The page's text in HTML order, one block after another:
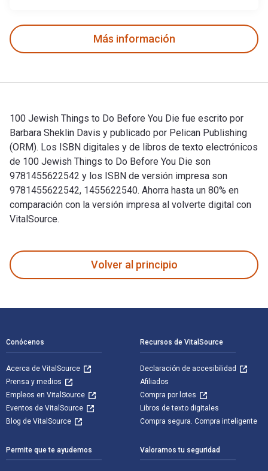
Más información
100 Jewish Things to Do Before You Die fue escrito por
Barbara Sheklin Davis y publicado por Pelican Publishing
(ORM). Los ISBN digitales y de libros de texto electrónicos
de 100 Jewish Things to Do Before You Die son
9781455622542 y los ISBN de versión impresa son
9781455622542, 1455622540. Ahorra hasta un 80% en
comparación con la versión impresa al volverte digital con
VitalSource.
Volver al principio
Conócenos
Acerca de VitalSource
Prensa y medios
Empleos en VitalSource
Eventos de VitalSource
Blog de VitalSource
Recursos de VitalSource
Declaración de accesibilidad
Afiliados
Compra por lotes
Libros de texto digitales
Compra segura. Compra inteligente
Permite que te ayudemos Valoramos tu seguridad